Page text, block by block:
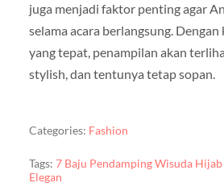
juga menjadi faktor penting agar
selama acara berlangsung.
yang tepat, penampilan akan
stylish, dan tentunya tetap sopan.
Categories: Fashion
Tags: 7 Baju Pendamping Wisuda
Elegan